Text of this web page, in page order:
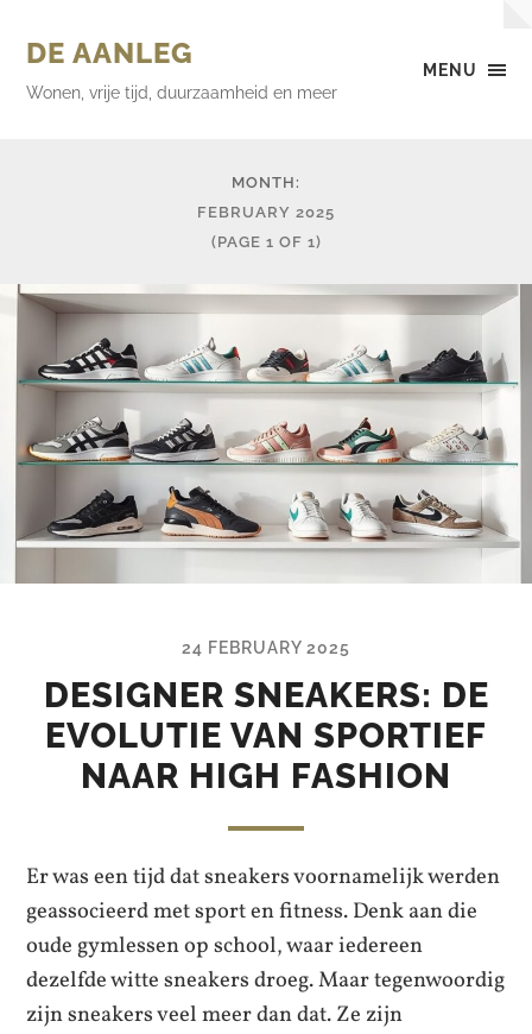
MENU
DE AANLEG
Wonen, vrije tijd, duurzaamheid en meer
MONTH:
FEBRUARY 2025
(PAGE 1 OF 1)
24 FEBRUARY 2025
DESIGNER SNEAKERS: DE
EVOLUTIE VAN SPORTIEF
NAAR HIGH FASHION
Er was een tijd dat sneakers voornamelijk werden
geassocieerd met sport en fitness. Denk aan die
oude gymlessen op school, waar iedereen
dezelfde witte sneakers droeg. Maar tegenwoordig
zijn sneakers veel meer dan dat. Ze zijn